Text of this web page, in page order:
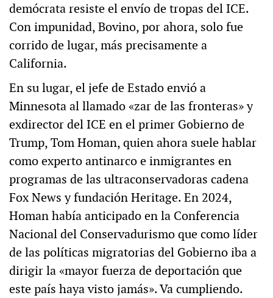
demócrata resiste el envío de tropas del ICE.
Con impunidad, Bovino, por ahora, solo fue
corrido de lugar, más precisamente a
California.
En su lugar, el jefe de Estado envió a
Minnesota al llamado «zar de las fronteras» y
exdirector del ICE en el primer Gobierno de
Trump, Tom Homan, quien ahora suele hablar
como experto antinarco e inmigrantes en
programas de las ultraconservadoras cadena
Fox News y fundación Heritage. En 2024,
Homan había anticipado en la Conferencia
Nacional del Conservadurismo que como líder
de las políticas migratorias del Gobierno iba a
dirigir la «mayor fuerza de deportación que
este país haya visto jamás». Va cumpliendo.